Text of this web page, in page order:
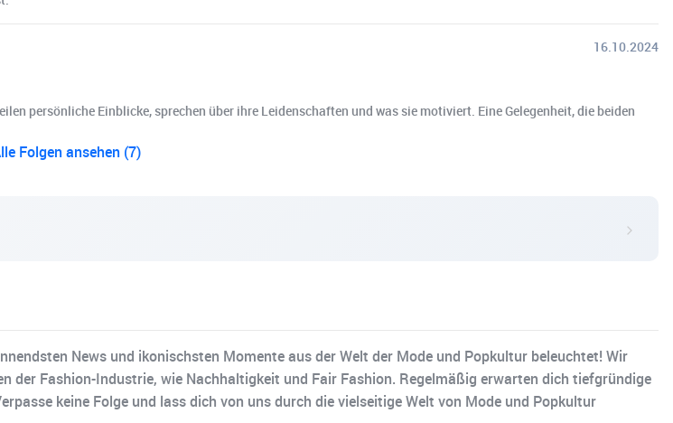
16.10.2024
persönliche Einblicke, sprechen über ihre Leidenschaften und was sie motiviert. Eine Gelegenheit, die beiden
Folgen ansehen (7)
News und ikonischsten Momente aus der Welt der Mode und Popkultur beleuchtet! Wir
der Fashion-Industrie, wie Nachhaltigkeit und Fair Fashion. Regelmäßig erwarten dich tiefgründige
keine Folge und lass dich von uns durch die vielseitige Welt von Mode und Popkultur